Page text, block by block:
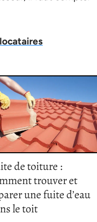
de toiture :
trouver et
une fuite d’eau
le toit